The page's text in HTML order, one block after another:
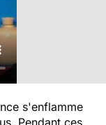
s'enflamme
Pendant ces